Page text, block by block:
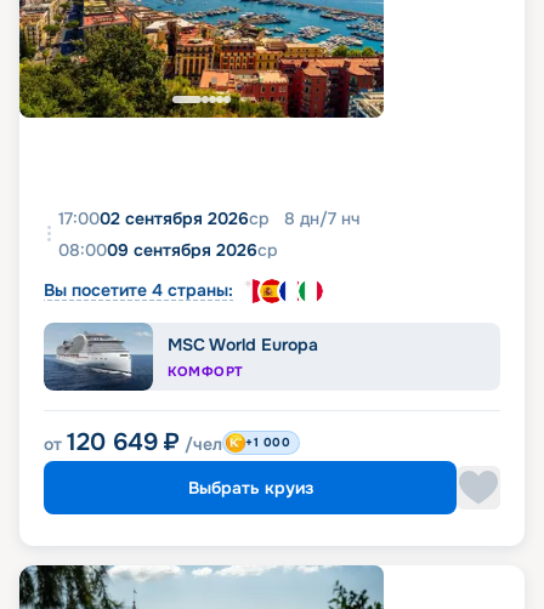
17:0002 сентября 2026ср 8 дн/7 нч
08:0009 сентября 2026ср
Вы посетите 4 страны:
MSC World Europa
КОМФОРТ
от 120 649 ₽ /чел +1 000
Выбрать круиз